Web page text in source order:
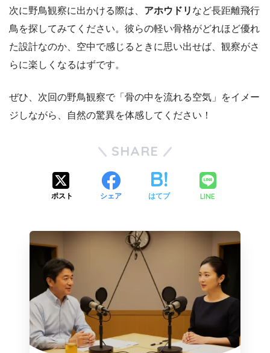
次に野鳥観察に出かける際は、 アホウドリ など長距離飛行
鳥を探してみてください。彼らの軽い骨格がどれほど優れ
た設計なのか、空中で感じるときに思い出せば、観察がさ
らに楽しくなるはずです。
ぜひ、次回の野鳥観察で「骨の中を流れる空気」をイメー
ジしながら、自然の驚異を体感してください！
SHARE
ポスト シェア はてブ LINE